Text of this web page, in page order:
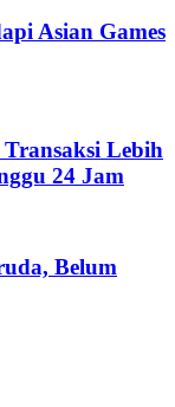
Asian Games
Lebih
24 Jam
Belum